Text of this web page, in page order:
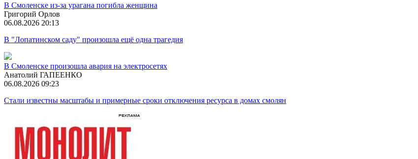
В Смоленске из-за урагана погибла женщина
Григорий Орлов
06.08.2026 20:13
В "Лопатинском саду" произошла ещё одна трагедия
В Смоленске произошла авария на электросетях
Анатолий ГАПЕЕНКО
06.08.2026 09:23
Стали известны масштабы и примерные сроки отключения ресурса в домах смолян